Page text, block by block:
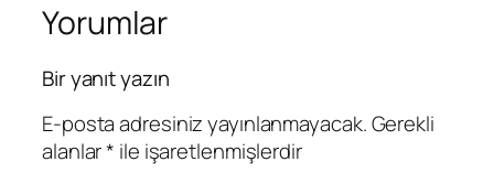
Yorumlar
Bir yanıt yazın
E-posta adresiniz yayınlanmayacak.Gerekli
alanlar* ile işaretlenmişlerdir